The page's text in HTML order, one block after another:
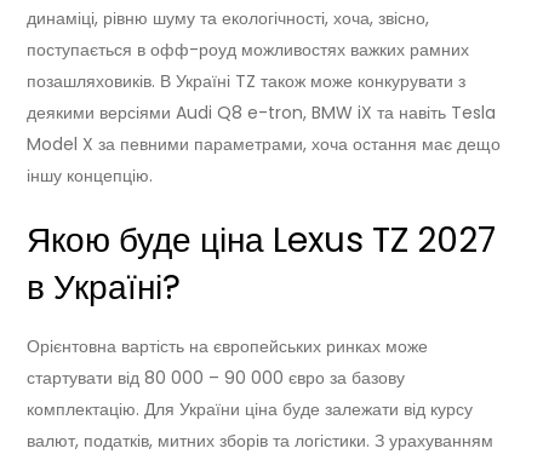
динаміці, рівню шуму та екологічності, хоча, звісно,
поступається в офф-роуд можливостях важких рамних
позашляховиків. В Україні TZ також може конкурувати з
деякими версіями Audi Q8 e-tron, BMW iX та навіть Tesla
Model X за певними параметрами, хоча остання має дещо
іншу концепцію.
Якою буде ціна Lexus TZ 2027
в Україні?
Орієнтовна вартість на європейських ринках може
стартувати від 80 000 – 90 000 євро за базову
комплектацію. Для України ціна буде залежати від курсу
валют, податків, митних зборів та логістики. З урахуванням